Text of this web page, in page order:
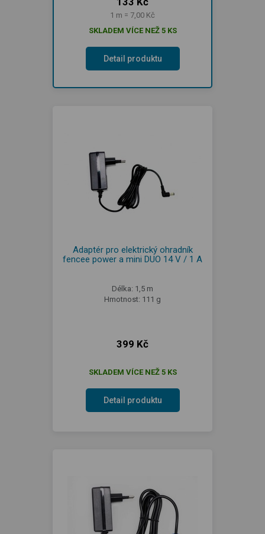
1 m = 7,00 Kč
SKLADEM VÍCE NEŽ 5 KS
Detail produktu
Adaptér pro elektrický ohradník
fencee power a mini DUO 14 V / 1 A
Délka: 1,5 m
Hmotnost: 111 g
399 Kč
SKLADEM VÍCE NEŽ 5 KS
Detail produktu